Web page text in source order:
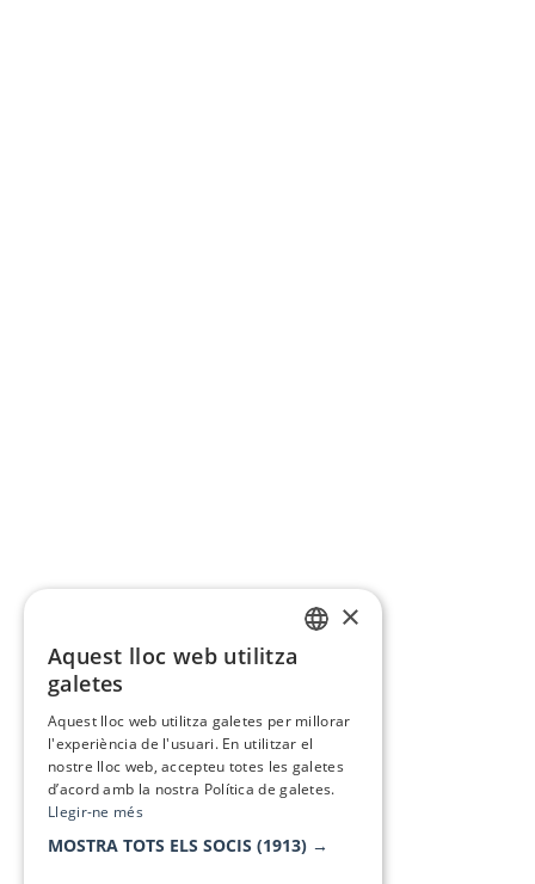
×
Aquest lloc web utilitza
galetes
Aquest lloc web utilitza galetes per millorar
l'experiència de l'usuari. En utilitzar el
nostre lloc web, accepteu totes les galetes
d’acord amb la nostra Política de galetes.
Llegir-ne més
MOSTRA TOTS ELS SOCIS (1913) →